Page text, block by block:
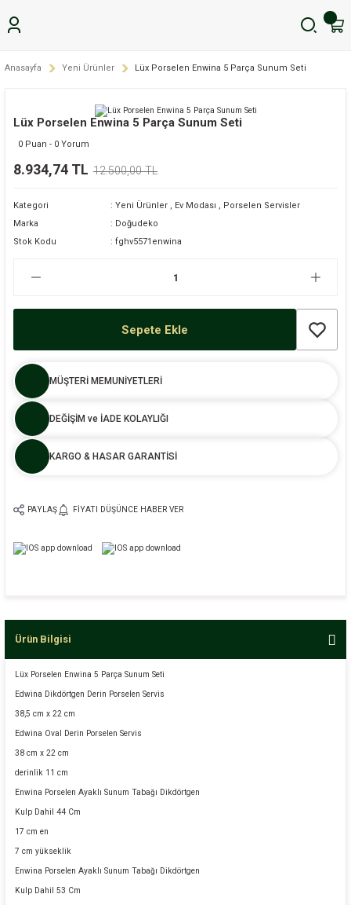
Anasayfa Yeni Ürünler Lüx Porselen Enwina 5 Parça Sunum Seti
Lüx Porselen Enwina 5 Parça Sunum Seti
0 Puan - 0 Yorum
8.934,74 TL 12.500,00 TL
Kategori Yeni Ürünler , Ev Modası , Porselen Servisler
Marka
Doğudeko
Stok Kodu
fghv5571enwina
Sepete Ekle
MÜŞTERİ MEMUNİYETLERİ
DEĞİŞİM ve İADE KOLAYLIĞI
KARGO & HASAR GARANTİSİ
PAYLAŞ FIYATI DÜŞÜNCE HABER VER
Ürün Bilgisi
Lüx Porselen Enwina 5 Parça Sunum Seti
Edwina Dikdörtgen Derin Porselen Servis
38,5 cm x 22 cm
Edwina Oval Derin Porselen Servis
38 cm x 22 cm
derinlik 11 cm
Enwina Porselen Ayaklı Sunum Tabağı Dikdörtgen
Kulp Dahil 44 Cm
17 cm en
7 cm yükseklik
Enwina Porselen Ayaklı Sunum Tabağı Dikdörtgen
Kulp Dahil 53 Cm